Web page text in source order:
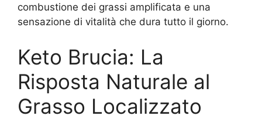
combustione dei grassi amplificata e una
sensazione di vitalità che dura tutto il giorno.
Keto Brucia: La
Risposta Naturale al
Grasso Localizzato